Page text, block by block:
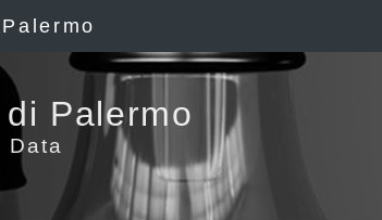
Palermo
Data